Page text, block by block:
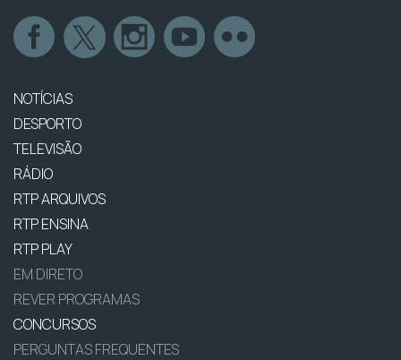
NOTÍCIAS
DESPORTO
TELEVISÃO
RÁDIO
RTP ARQUIVOS
RTP ENSINA
RTP PLAY
EM DIRETO
REVER PROGRAMAS
CONCURSOS
PERGUNTAS FREQUENTES